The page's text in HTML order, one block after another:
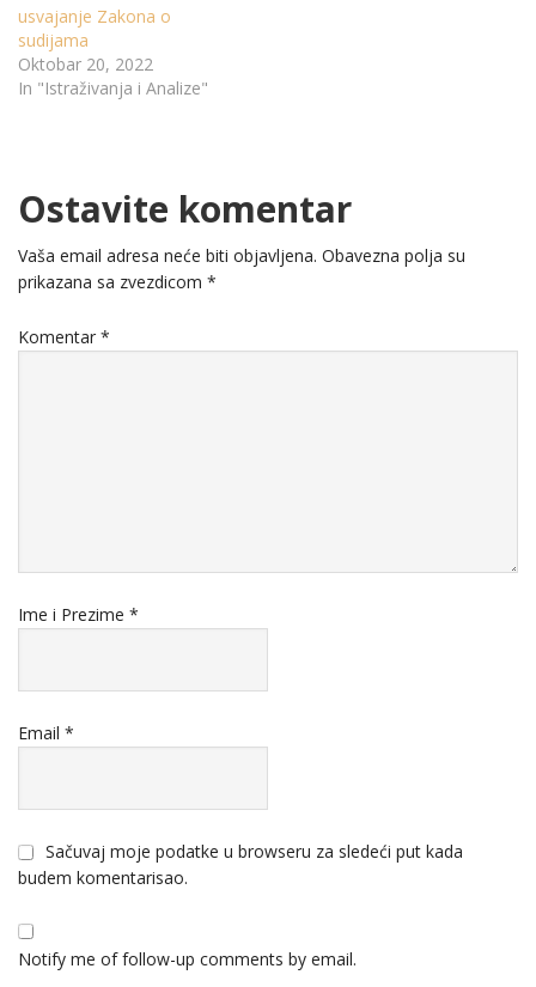
usvajanje Zakona o
sudijama
Oktobar 20, 2022
In "Istraživanja i Analize"
Ostavite komentar
Vaša email adresa neće biti objavljena. Obavezna polja su
prikazana sa zvezdicom *
Komentar *
Ime i Prezime *
Email *
Sačuvaj moje podatke u browseru za sledeći put kada
budem komentarisao.
Notify me of follow-up comments by email.